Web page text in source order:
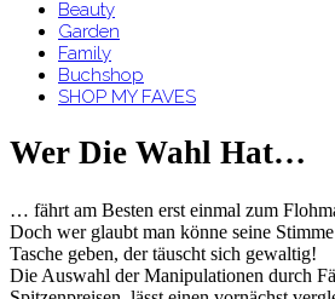
Beauty
Garden
Family
Buchshop
SHOP MY FAVES
Wer Die Wahl Hat…
… fährt am Besten erst einmal zum
Doch wer glaubt man könne seine
Tasche geben, der täuscht sich gewaltig!
Die Auswahl der Manipulationen durch